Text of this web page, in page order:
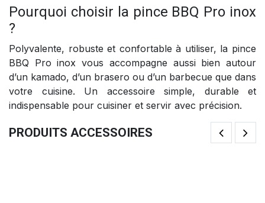
Pourquoi choisir la pince BBQ Pro inox
?
Polyvalente, robuste et confortable à utiliser, la pince
BBQ Pro inox vous accompagne aussi bien autour
d’un kamado, d’un brasero ou d’un barbecue que dans
votre cuisine. Un accessoire simple, durable et
indispensable pour cuisiner et servir avec précision.
PRODUITS ACCESSOIRES